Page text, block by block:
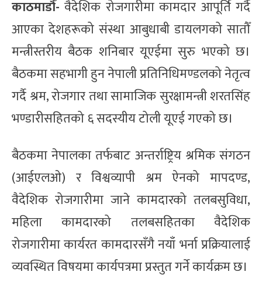
काठमाडौँ- वैदेशिक रोजगारीमा कामदार आपूर्ति गर्दै
आएका देशहरूको संस्था आबुधाबी डायलगको सातौँ
मन्त्रीस्तरीय बैठक शनिबार यूएईमा सुरु भएको छ।
बैठकमा सहभागी हुन नेपाली प्रतिनिधिमण्डलको नेतृत्व
गर्दै श्रम, रोजगार तथा सामाजिक सुरक्षामन्त्री शरतसिंह
भण्डारीसहितको ६ सदस्यीय टोली यूएई गएको छ।
बैठकमा नेपालका तर्फबाट अन्तर्राष्ट्रिय श्रमिक संगठन
(आईएलओ) र विश्वव्यापी श्रम ऐनको मापदण्ड,
वैदेशिक रोजगारीमा जाने कामदारको तलबसुविधा,
महिला कामदारको तलबसहितका वैदेशिक
रोजगारीमा कार्यरत कामदारसँगै नयाँ भर्ना प्रक्रियालाई
व्यवस्थित विषयमा कार्यपत्रमा प्रस्तुत गर्ने कार्यक्रम छ।